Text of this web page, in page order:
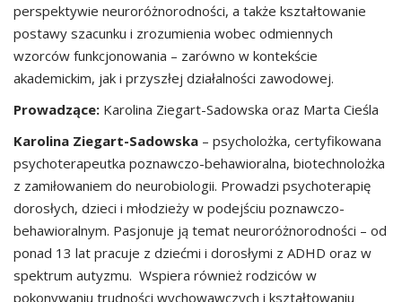
perspektywie neuroróżnorodności, a także kształtowanie
postawy szacunku i zrozumienia wobec odmiennych
wzorców funkcjonowania – zarówno w kontekście
akademickim, jak i przyszłej działalności zawodowej.
Prowadzące: Karolina Ziegart-Sadowska oraz Marta Cieśla
Karolina Ziegart-Sadowska – psycholożka, certyfikowana
psychoterapeutka poznawczo-behawioralna, biotechnolożka
z zamiłowaniem do neurobiologii. Prowadzi psychoterapię
dorosłych, dzieci i młodzieży w podejściu poznawczo-
behawioralnym. Pasjonuje ją temat neuroróżnorodności – od
ponad 13 lat pracuje z dziećmi i dorosłymi z ADHD oraz w
spektrum autyzmu. Wspiera również rodziców w
pokonywaniu trudności wychowawczych i kształtowaniu